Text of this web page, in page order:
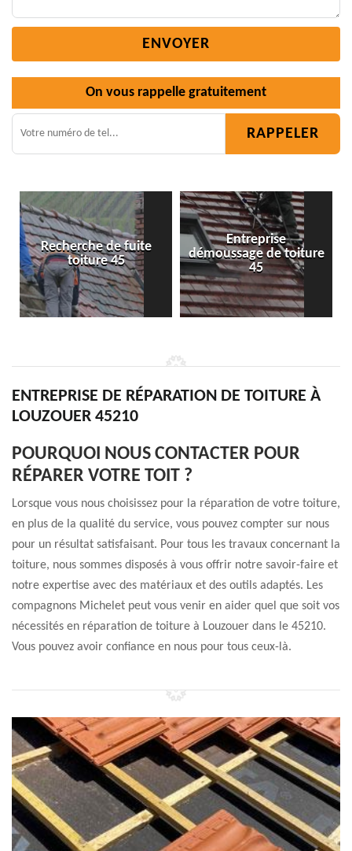
On vous rappelle gratuitement
Entreprise
démoussage de toiture
45
Isolation toiture 45
ENTREPRISE DE RÉPARATION DE TOITURE À
LOUZOUER 45210
POURQUOI NOUS CONTACTER POUR
RÉPARER VOTRE TOIT ?
Lorsque vous nous choisissez pour la réparation de votre toiture,
en plus de la qualité du service, vous pouvez compter sur nous
pour un résultat satisfaisant. Pour tous les travaux concernant la
toiture, nous sommes disposés à vous offrir notre savoir-faire et
notre expertise avec des matériaux et des outils adaptés. Les
compagnons Michelet peut vous venir en aider quel que soit vos
nécessités en réparation de toiture à Louzouer dans le 45210.
Vous pouvez avoir confiance en nous pour tous ceux-là.